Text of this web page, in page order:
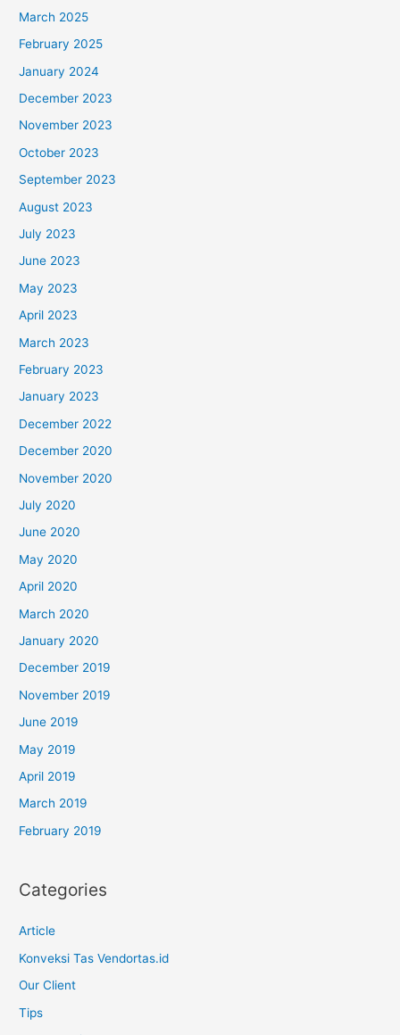
March 2025
February 2025
January 2024
December 2023
November 2023
October 2023
September 2023
August 2023
July 2023
June 2023
May 2023
April 2023
March 2023
February 2023
January 2023
December 2022
December 2020
November 2020
July 2020
June 2020
May 2020
April 2020
March 2020
January 2020
December 2019
November 2019
June 2019
May 2019
April 2019
March 2019
February 2019
Categories
Article
Konveksi Tas Vendortas.id
Our Client
Tips